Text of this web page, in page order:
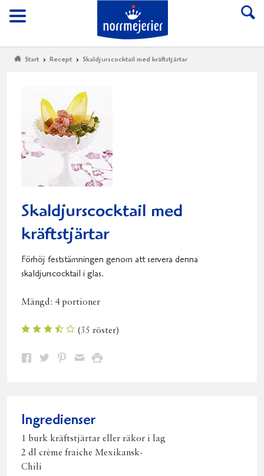
Meny
Till Norrmejerier
Start Recept Skaldjurscocktail med kräftstjärtar
Skaldjurscocktail med
kräftstjärtar
Förhöj feststämningen genom att servera denna
skaldjurscocktail i glas.
Mängd: 4 portioner
(35 röster)
Dela Dela Dela DelaSkriv
Ingredienser
1 burk kräftstjärtar eller räkor i lag
2 dl crème fraiche Mexikansk-
Chili